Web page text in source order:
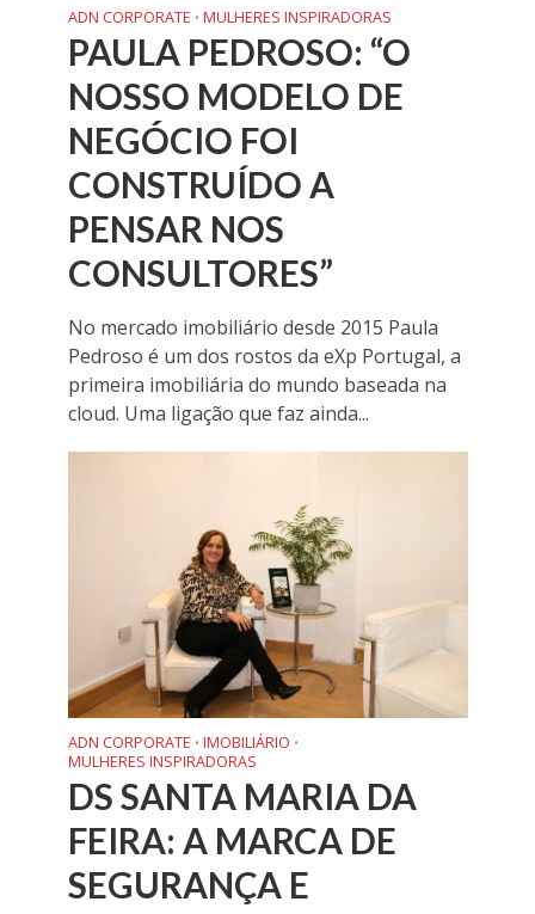
ADN CORPORATE • MULHERES INSPIRADORAS
PAULA PEDROSO: “O
NOSSO MODELO DE
NEGÓCIO FOI
CONSTRUÍDO A
PENSAR NOS
CONSULTORES”
No mercado imobiliário desde 2015 Paula
Pedroso é um dos rostos da eXp Portugal, a
primeira imobiliária do mundo baseada na
cloud. Uma ligação que faz ainda...
ADN CORPORATE • IMOBILIÁRIO •
MULHERES INSPIRADORAS
DS SANTA MARIA DA
FEIRA: A MARCA DE
SEGURANÇA E